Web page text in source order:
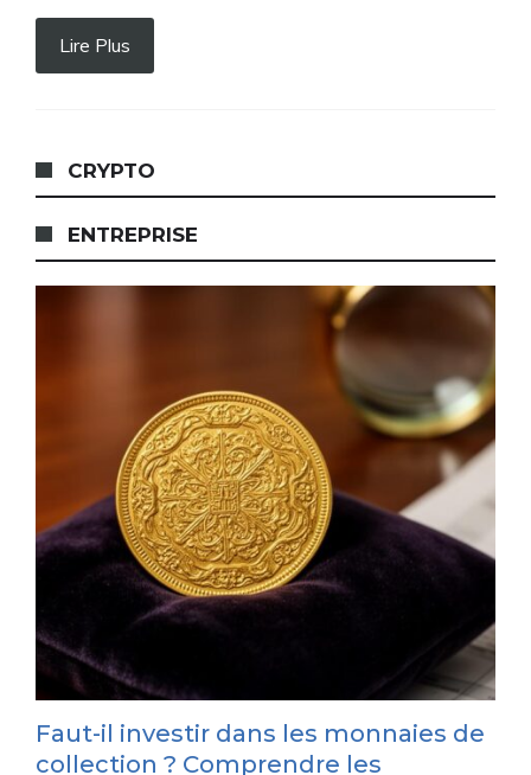
Lire Plus
CRYPTO
ENTREPRISE
Faut-il investir dans les monnaies de
collection ? Comprendre les